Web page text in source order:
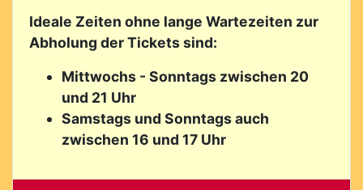
Ideale Zeiten ohne lange Wartezeiten zur
Abholung der Tickets sind:
Mittwochs - Sonntags zwischen 20
und 21 Uhr
Samstags und Sonntags auch
zwischen 16 und 17 Uhr